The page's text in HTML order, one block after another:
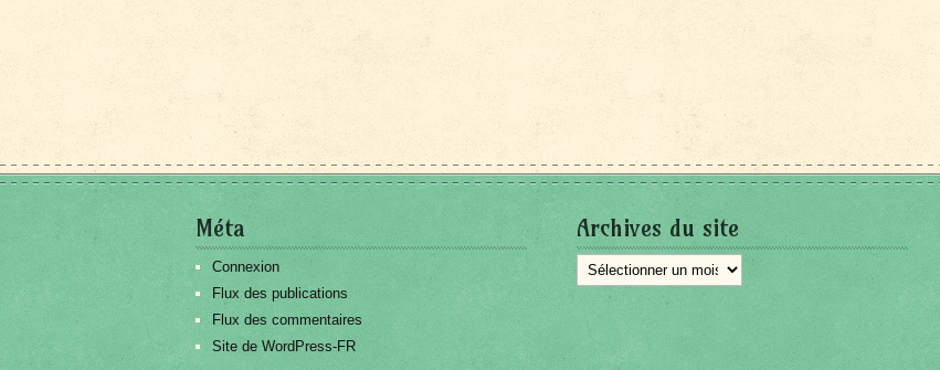
Méta
Connexion
Flux des publications
Flux des commentaires
Site de WordPress-FR
Archives du site
Archives
du